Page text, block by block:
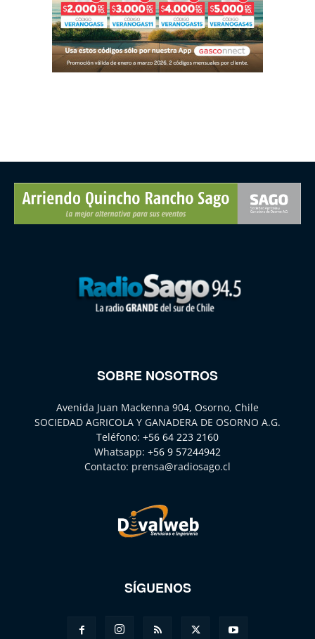
SOBRE NOSOTROS
Avenida Juan Mackenna 904, Osorno, Chile
SOCIEDAD AGRICOLA Y GANADERA DE OSORNO A.G.
Teléfono: +56 64 223 2160
Whatsapp: +56 9 57244942
Contacto: prensa@radiosago.cl
SÍGUENOS